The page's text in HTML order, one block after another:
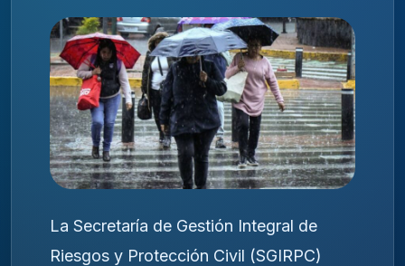
La Secretaría de Gestión Integral de
Riesgos y Protección Civil (SGIRPC)